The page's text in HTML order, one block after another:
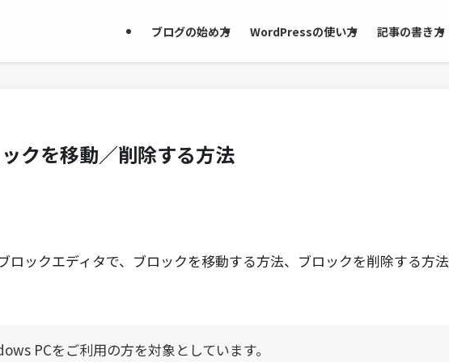
ブログの始め方 WordPressの使い方 記事の書き方
クを移動／削除する方法
ロックエディタで、 ブロックを移動する方法、ブロックを削除する方法
PCをご利用の方を対象としています。